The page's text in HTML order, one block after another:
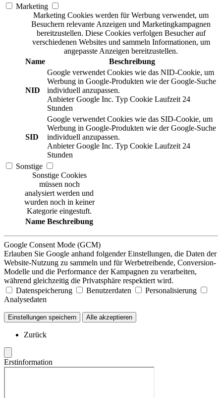
Marketing
Marketing Cookies werden für Werbung verwendet, um
Besuchern relevante Anzeigen und Marketingkampagnen
bereitzustellen. Diese Cookies verfolgen Besucher auf
verschiedenen Websites und sammeln Informationen, um
angepasste Anzeigen bereitzustellen.
Name
Beschreibung
NID
Google verwendet Cookies wie das NID-Cookie, um
Werbung in Google-Produkten wie der Google-Suche
individuell anzupassen.
Anbieter Google Inc. Typ Cookie Laufzeit 24
Stunden
SID
Google verwendet Cookies wie das SID-Cookie, um
Werbung in Google-Produkten wie der Google-Suche
individuell anzupassen.
Anbieter Google Inc. Typ Cookie Laufzeit 24
Stunden
Sonstige
Sonstige Cookies
müssen noch
analysiert werden und
wurden noch in keiner
Kategorie eingestuft.
Name Beschreibung
Google Consent Mode (GCM)
Erlauben Sie Google anhand folgender Einstellungen, die Daten der
Website-Nutzung zu sammeln und für Werbetreibende, Conversion-
Modelle und die Performance der Kampagnen zu verarbeiten,
während gleichzeitig die Privatsphäre respektiert wird.
Datenspeicherung
Benutzerdaten
Personalisierung
Analysedaten
Einstellungen speichern Alle akzeptieren
Zurück
Erstinformation